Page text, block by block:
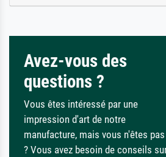
Avez-vous des
questions ?
Vous êtes intéressé par une
impression d'art de notre
manufacture, mais vous n'êtes
? Vous avez besoin de conseils